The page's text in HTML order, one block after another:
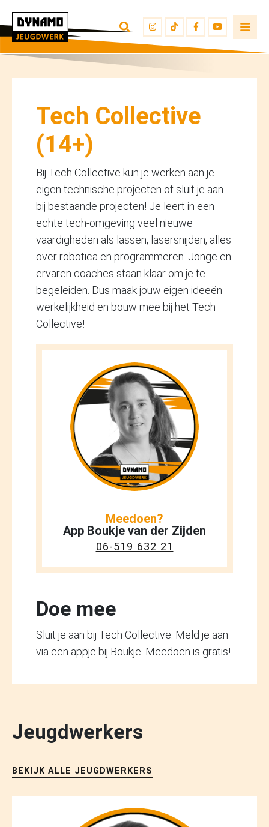
INSCHRIJVEN JEUGDWERKERS
Tech Collective
(14+)
Bij Tech Collective kun je werken aan je
eigen technische projecten of sluit je aan
bij bestaande projecten! Je leert in een
echte tech-omgeving veel nieuwe
vaardigheden als lassen, lasersnijden, alles
over robotica en programmeren. Jonge en
ervaren coaches staan klaar om je te
begeleiden. Dus maak jouw eigen ideeën
werkelijkheid en bouw mee bij het Tech
Collective!
Meedoen?
App Boukje van der Zijden
06-519 632 21
Doe mee
Sluit je aan bij Tech Collective. Meld je aan
via een appje bij Boukje. Meedoen is gratis!
Jeugdwerkers
BEKIJK ALLE JEUGDWERKERS